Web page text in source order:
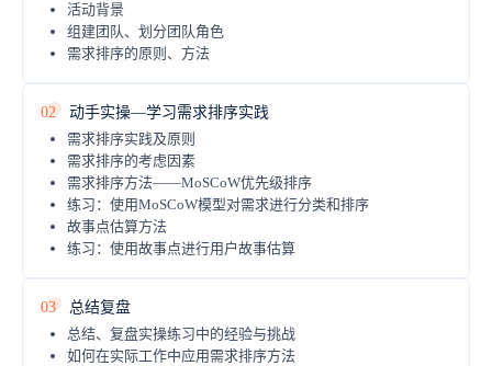
活动背景
组建团队、划分团队角色
需求排序的原则、方法
02
动手实操—学习需求排序实践
需求排序实践及原则
需求排序的考虑因素
需求排序方法——MoSCoW优先级排序
练习：使用MoSCoW模型对需求进行分类和排序
故事点估算方法
练习：使用故事点进行用户故事估算
03
总结复盘
总结、复盘实操练习中的经验与挑战
如何在实际工作中应用需求排序方法